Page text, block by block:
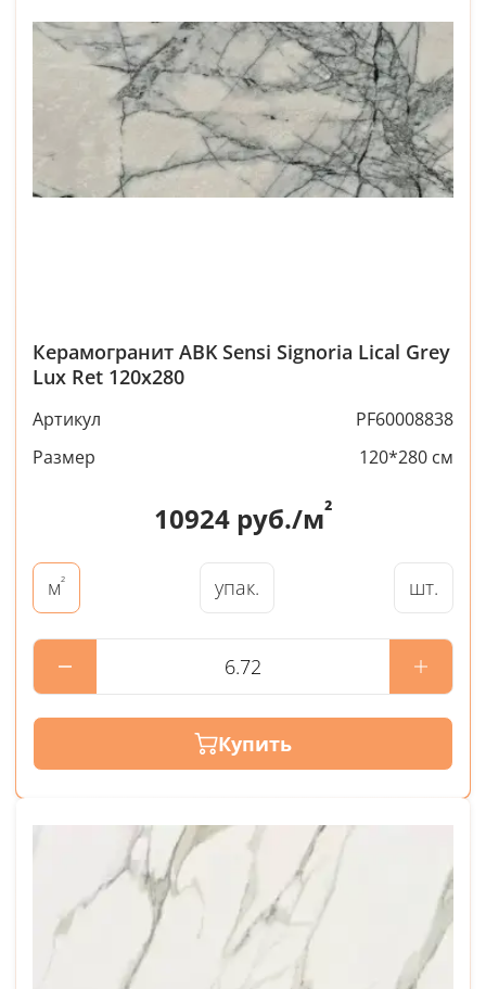
Керамогранит ABK Sensi Signoria Lical Grey
Lux Ret 120x280
Артикул
PF60008838
Размер
120*280 см
10924руб./м²
м² упак. шт.
Купить